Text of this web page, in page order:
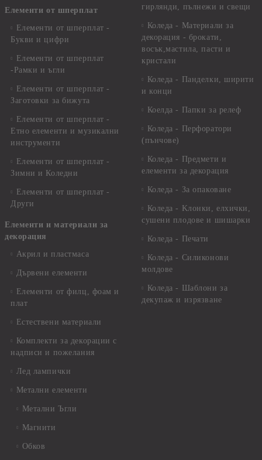
Елементи от шперплат
Елементи от шперплат -
Букви и цифри
Елементи от шперплат
-Рамки и ъгли
Елементи от шперплат -
Заготовки за бижута
Елементи от шперплат -
Етно елементи и музикални
инструменти
Елементи от шперплат -
Зимни и Коледни
Елементи от шперплат -
Други
Елементи и материали за
декорация
Акрил и пластмаса
Дървени елементи
Елементи от филц, фоам и
плат
Естествени материали
Комплекти за декорации с
надписи и пожелания
Лед лампички
Метални елементи
Метални Ъгли
Магнити
Обков
гирлянди, пълнежи и свещи
Коледа - Материали за
декорация - брокати,
восък,мастила, пасти и
кристали
Коледа - Панделки, ширити
и конци
Коелда - Папки за релеф
Коледа - Перфоратори
(пънчове)
Коледа - Предмети и
елементи за декорация
Коледа - За опаковане
Коледа - Kлонки, елхички,
сушени плодове и шишарки
Коледа - Печати
Коледа - Силиконови
молдове
Коледа - Шаблони за
декупаж и изрязване